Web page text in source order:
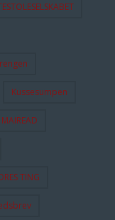
Kussesumpen
MAIREAD
TING